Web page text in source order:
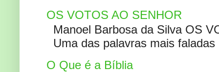
OS VOTOS AO SENHOR
Manoel Barbosa da Silva OS
Uma das palavras mais
O Que é a Bíblia